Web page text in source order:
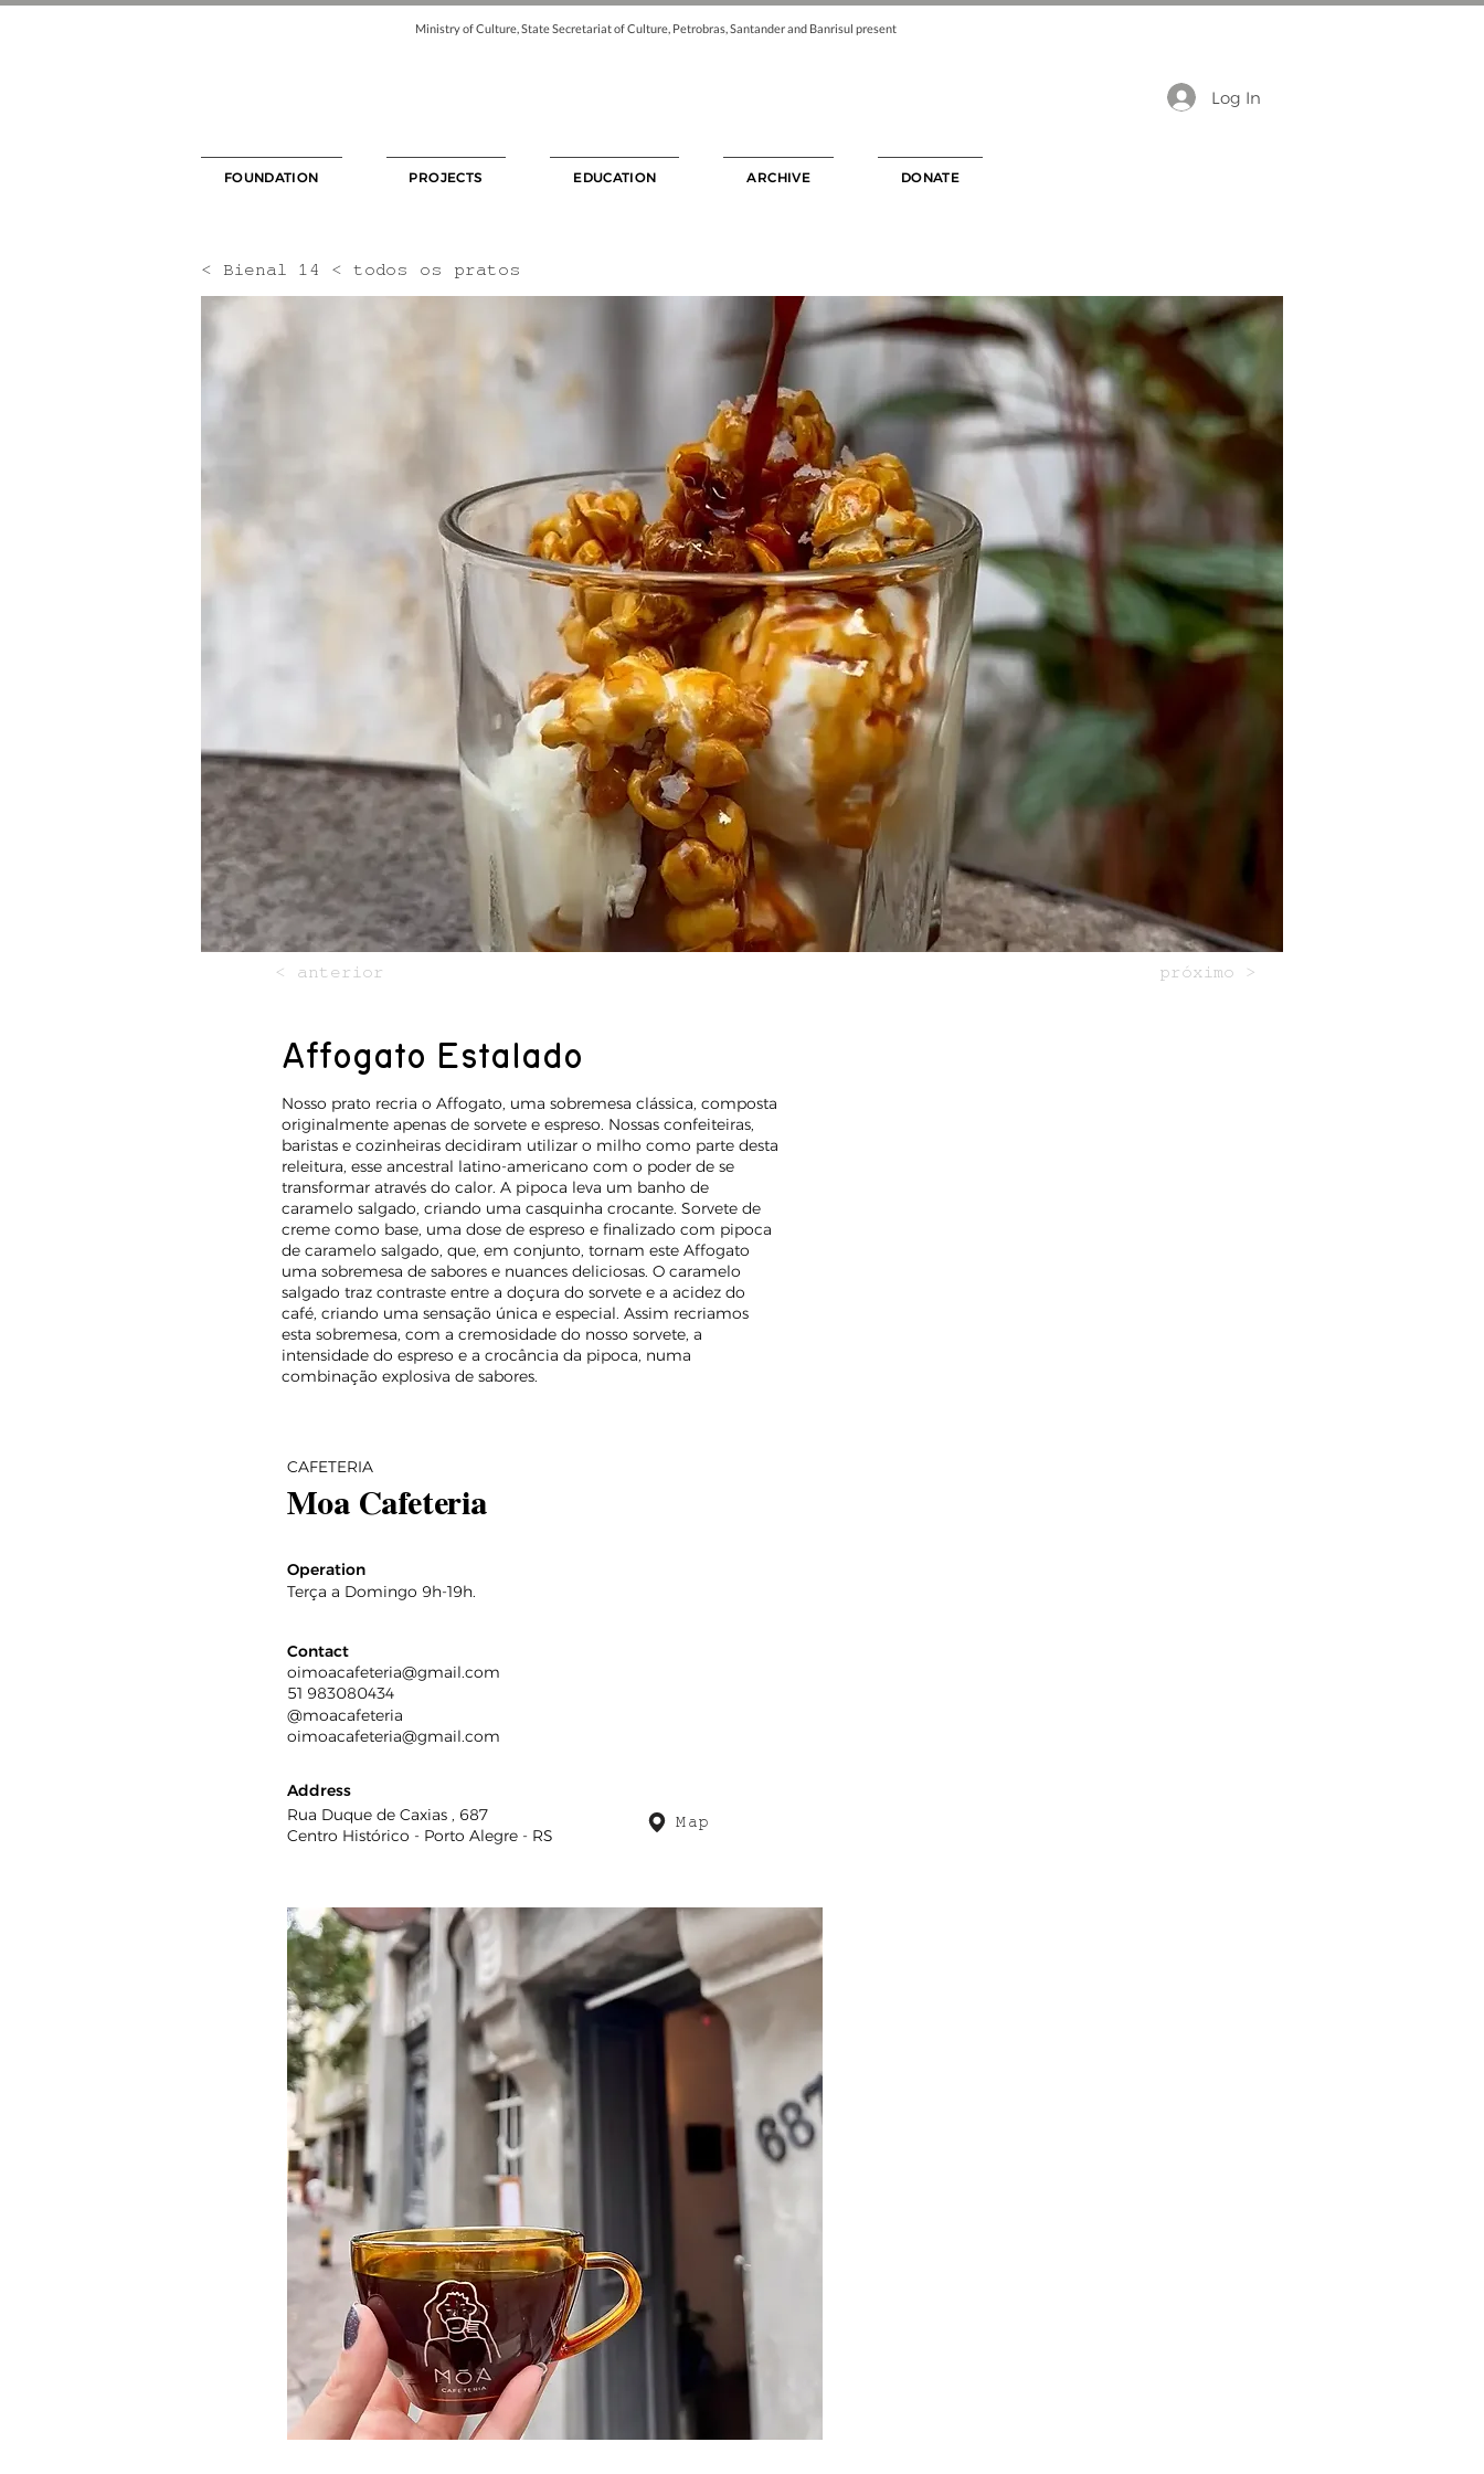
Ministry of Culture, State Secretariat of Culture, Petrobras, Santander and Banrisul present
Log In
FOUNDATION PROJECTS EDUCATION ARCHIVE DONATE
< Bienal 14 < todos os pratos
< anterior
Affogato Estalado
Nosso prato recria o Affogato, uma sobremesa clássica, composta
originalmente apenas de sorvete e espreso. Nossas confeiteiras,
baristas e cozinheiras decidiram utilizar o milho como parte desta
releitura, esse ancestral latino-americano com o poder de se
transformar através do calor. A pipoca leva um banho de
caramelo salgado, criando uma casquinha crocante. Sorvete de
creme como base, uma dose de espreso e finalizado com pipoca
de caramelo salgado, que, em conjunto, tornam este Affogato
uma sobremesa de sabores e nuances deliciosas. O caramelo
salgado traz contraste entre a doçura do sorvete e a acidez do
café, criando uma sensação única e especial. Assim recriamos
esta sobremesa, com a cremosidade do nosso sorvete, a
intensidade do espreso e a crocância da pipoca, numa
combinação explosiva de sabores.
CAFETERIA
Moa Cafeteria
Operation
Terça a Domingo 9h-19h.
Contact
oimoacafeteria@gmail.com
51 983080434
@moacafeteria
oimoacafeteria@gmail.com
Address
Rua Duque de Caxias , 687
Centro Histórico - Porto Alegre - RS
Map
próximo >